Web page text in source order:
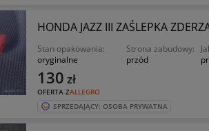
HONDA JAZZ III ZAŚLEPKA
Stan opakowania:
oryginalne
Strona zabudowy:
przód
OFERTA ZALLEGRO
130 zł
SPRZEDAJĄCY: OSOBA PRYWATNA